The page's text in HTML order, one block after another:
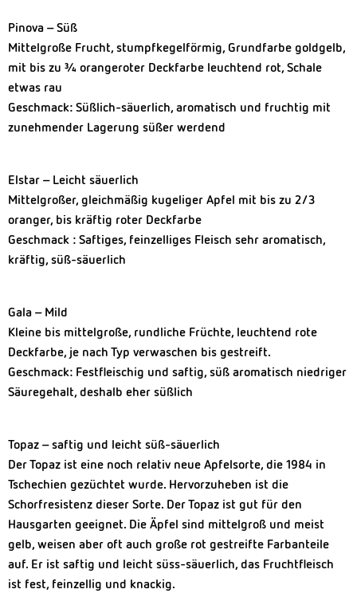
Pinova – Süß
Mittelgroße Frucht, stumpfkegelförmig, Grundfarbe goldgelb,
mit bis zu ¾ orangeroter Deckfarbe leuchtend rot, Schale
etwas rau
Geschmack: Süßlich-säuerlich, aromatisch und fruchtig mit
zunehmender Lagerung süßer werdend
Elstar – Leicht säuerlich
Mittelgroßer, gleichmäßig kugeliger Apfel mit bis zu 2/3
oranger, bis kräftig roter Deckfarbe
Geschmack : Saftiges, feinzelliges Fleisch sehr aromatisch,
kräftig, süß-säuerlich
Gala – Mild
Kleine bis mittelgroße, rundliche Früchte, leuchtend rote
Deckfarbe, je nach Typ verwaschen bis gestreift.
Geschmack: Festfleischig und saftig, süß aromatisch niedriger
Säuregehalt, deshalb eher süßlich
Topaz – saftig und leicht süß-säuerlich
Der Topaz ist eine noch relativ neue Apfelsorte, die 1984 in
Tschechien gezüchtet wurde. Hervorzuheben ist die
Schorfresistenz dieser Sorte. Der Topaz ist gut für den
Hausgarten geeignet. Die Äpfel sind mittelgroß und meist
gelb, weisen aber oft auch große rot gestreifte Farbanteile
auf. Er ist saftig und leicht süss-säuerlich, das Fruchtfleisch
ist fest, feinzellig und knackig.